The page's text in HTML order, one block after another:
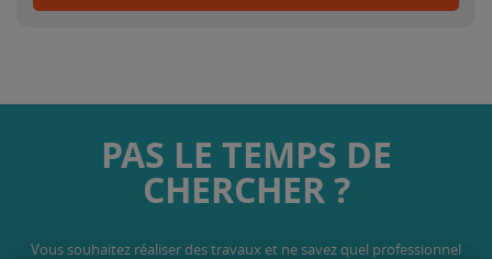
PAS LE TEMPS DE
CHERCHER ?
Vous souhaitez réaliser des travaux et ne savez quel professionnel